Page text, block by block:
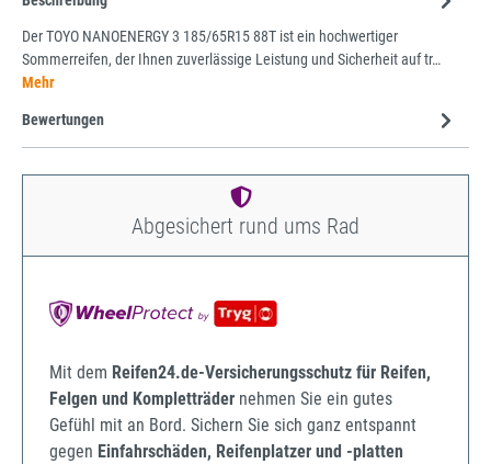
Der TOYO NANOENERGY 3 185/65R15 88T ist ein hochwertiger
Sommerreifen, der Ihnen zuverlässige Leistung und Sicherheit auf tr…
Mehr
Bewertungen
Abgesichert rund ums Rad
Mit dem Reifen24.de-Versicherungsschutz für Reifen,
Felgen und Kompletträder nehmen Sie ein gutes
Gefühl mit an Bord. Sichern Sie sich ganz entspannt
gegen Einfahrschäden, Reifenplatzer und -platten